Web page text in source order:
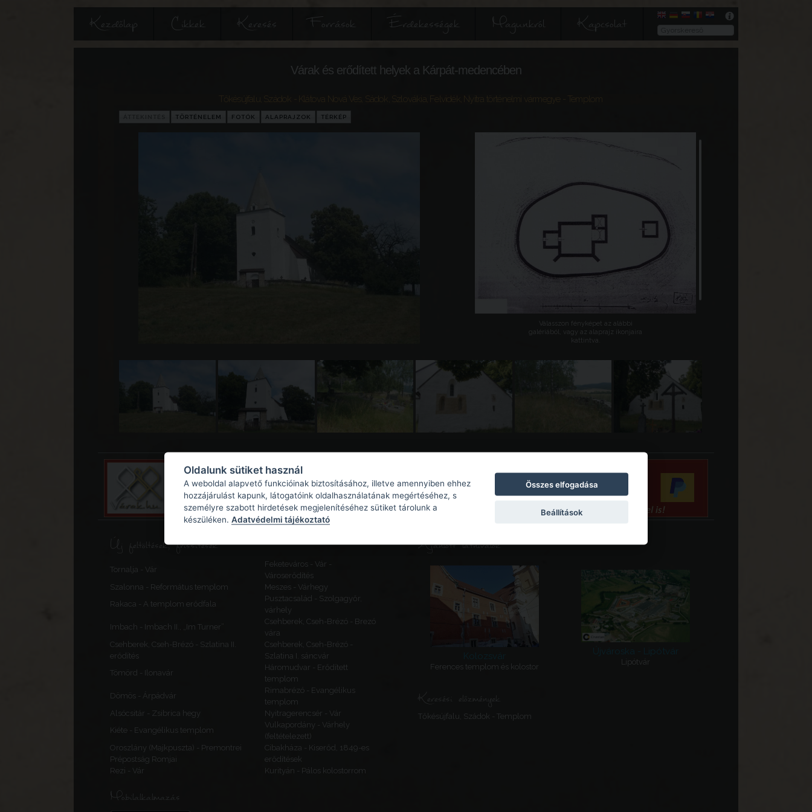
Kezdőlap Cikkek Keresés Források Érdekességek Magunkról Kapcsolat
Várak és erődített helyek a Kárpát-medencében
Tőkésújfalu, Szádok - Klátova Nová Ves, Sádok Szlovákia Nyitra történelmi vármegye - Templom
TÖRTÉNELEM FOTÓK ALAPRAJZOK TÉRKÉP
Válasszon fényképet az alábbi
galériából, vagy az alaprajz ikonjaira
kattintva.
Új feltöltések, frissítések
Tornalja - Vár
Feketeváros - Vár -
Városerődítés
Szalonna - Református templom
Meszes - Várhegy
Rakaca - A templom erődfala
Pusztacsalád - Szolgagyőr,
várhely
Imbach - Imbach II., „Im Turner”
Csehberek, Cseh-Brézó - Brezó
vára
Csehberek, Cseh-Brézó - Szlatina II.
erődítés
Csehberek, Cseh-Brézó -
Szlatina I. sáncvár
Tömörd - Ilonavár
Háromudvar - Erődített
templom
Dömös - Árpádvár
Rimabrézó - Evangélikus
templom
Alsócsitár - Zsibrica hegy
Nyitragerencsér - Vár
Kiéte - Evangélikus templom
Vulkapordány - Várhely
(feltételezett)
Oroszlány (Majkpuszta) - Premontrei
Prépostság Romjai
Cibakháza - Kiserőd, 1849-es
erődítések
Rezi - Vár
Kurityán - Pálos kolostorrom
Mobilalkalmazás
Ajánlott látnivalók
Kolozsvár
Ferences templom és kolostor
Újvároska - Lipótvár
Lipótvár
Keresési előzmények
Tőkésújfalu, Szádok - Templom
Oldalunk sütiket használ
A weboldal alapvető funkcióinak biztosításához, illetve amennyiben ehhez
hozzájárulást kapunk, látogatóink oldalhasználatának megértéséhez, s
személyre szabott hirdetések megjelenítéséhez sütiket tárolunk a
készüléken. Adatvédelmi tájékoztató
Összes elfogadása
Beállítások